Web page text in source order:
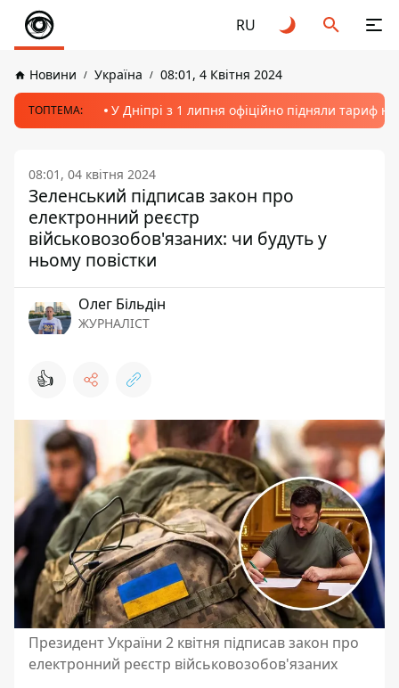
RU
Новини Україна 08:01, 4 Квітня 2024
ТОПТЕМА: У Дніпрі з 1 липня офіційно підняли тариф
08:01, 04 квітня 2024
Зеленський підписав закон про
електронний реєстр
військовозобов'язаних: чи будуть у
ньому повістки
Олег Більдін
ЖУРНАЛІСТ
👍
Президент України 2 квітня підписав закон про
електронний реєстр військовозобов'язаних